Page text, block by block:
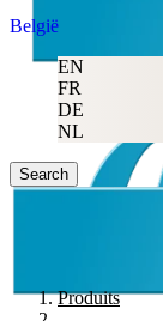
België
EN
FR
DE
NL
Search
Produits